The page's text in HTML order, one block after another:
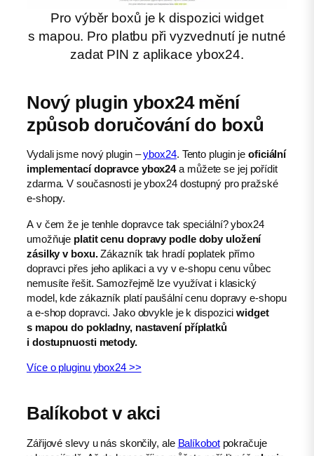
Pro výběr boxů je k dispozici widget
s mapou. Pro platbu při vyzvednutí je nutné
zadat PIN z aplikace ybox24.
Nový plugin ybox24 mění
způsob doručování do boxů
Vydali jsme nový plugin –ybox24. Tento plugin jeoficiální
implementací dopravce ybox24a můžete se jej pořídit
zdarma. V současnosti je ybox24 dostupný pro pražské
e-shopy.
A v čem že je tenhle dopravce tak speciální? ybox24
umožňuje platit cenu dopravy podle doby uložení
zásilky v boxu.Zákazník tak hradí poplatek přímo
dopravci přes jeho aplikaci a vy v e-shopu cenu vůbec
nemusíte řešit. Samozřejmě lze využívat i klasický
model, kde zákazník platí paušální cenu dopravy e-shopu
a e-shop dopravci. Jako obvykle je k dispozici widget
s mapou do pokladny, nastavení příplatků
i dostupnuosti metody.
Více o pluginu ybox24 >>
Balíkobot v akci
Zářijové slevy u nás skončily, ale Balíkobotpokračuje